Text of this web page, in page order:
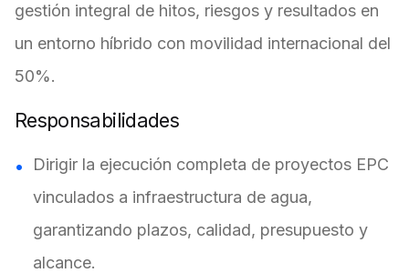
gestión integral de hitos, riesgos y resultados en
un entorno híbrido con movilidad internacional del
50%.
Responsabilidades
Dirigir la ejecución completa de proyectos EPC
vinculados a infraestructura de agua,
garantizando plazos, calidad, presupuesto y
alcance.